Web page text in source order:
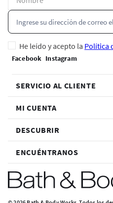
He leído y acepto la Política
SERVICIO AL CLIENTE
MI CUENTA
DESCUBRIR
ENCUÉNTRANOS